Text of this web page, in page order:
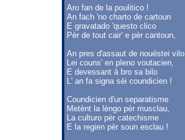
Aro fan de la poulitico !
An fach 'no charto de cartoun
E gravatado 'questo clico
Pèr de tout cair' e pèr cantoun,
An pres d'assaut de nouéstei vilo
Lei couns' en pleno voutacien,
E devessant à bro sa bilo
L' an fa signa sèi coundicien !
Coundicien d'un separatisme
Metènt la lèngo pèr musclau,
La culturo pèr catechisme
E la regien pèr soun esclau !